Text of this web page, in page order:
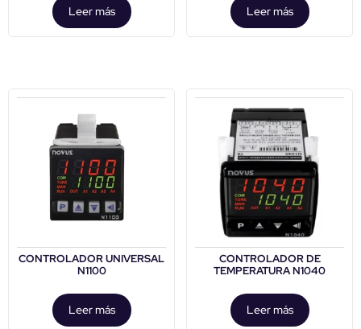
Leer más Leer más
CONTROLADOR UNIVERSAL
N1100
Leer más
CONTROLADOR DE
TEMPERATURA N1040
Leer más